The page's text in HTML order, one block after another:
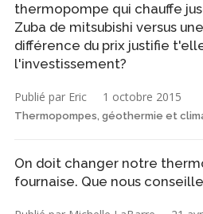
thermopompe qui chauffe
Zuba de mitsubishi versus
différence du prix justifie
l'investissement?
Publié par Eric 1 octobre 2015
Thermopompes, géothermie et
On doit changer notre
fournaise. Que nous